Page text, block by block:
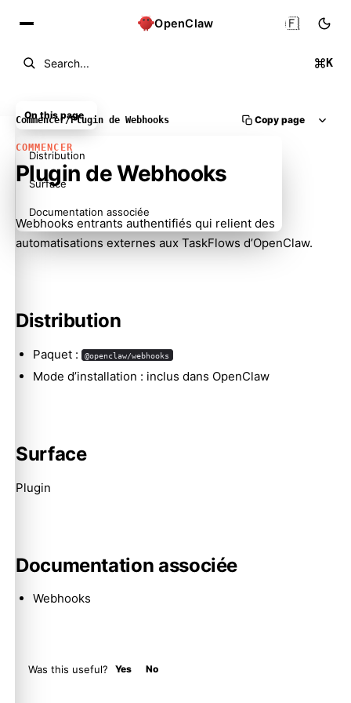
OpenClaw
Search... K
🇫🇷
Commencer/Plugin de Webhooks Copy page
COMMENCER
Plugin de Webhooks
Webhooks entrants authentifiés qui relient des
automatisations externes aux TaskFlows d’OpenClaw.
Distribution
Paquet : @openclaw/webhooks
Mode d’installation : inclus dans OpenClaw
Surface
Plugin
Documentation associée
Webhooks
Was this useful? Yes No
On this page
Distribution
Surface
Documentation associée